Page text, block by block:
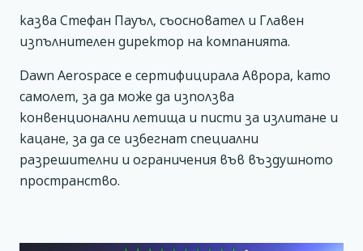
казва Стефан Пауъл, съосновател и Главен
изпълнителен директор на компанията.
Dawn Aerospace е сертифицирала Аврора, като
самолет, за да може да използва
конвенционални летища и писти за излитане и
кацане, за да се избегнат специални
разрешителни и ограничения във въздушното
пространство.